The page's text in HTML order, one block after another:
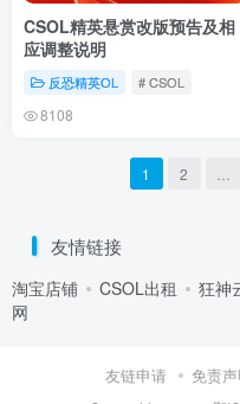
CSOL精英悬赏改版预告及相
应调整说明
反恐精英OL # CSOL
8108
1 2
友情链接
淘宝店铺 CSOL出租 狂神
网
友链申请 免责